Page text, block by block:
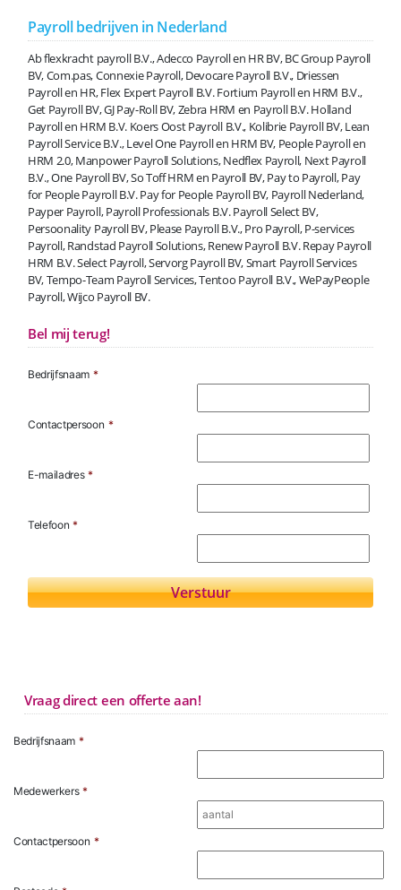
Payroll bedrijven in Nederland
Ab flexkracht payroll B.V., Adecco Payroll en HR BV, BC Group Payroll
BV, Com.pas, Connexie Payroll, Devocare Payroll B.V., Driessen
Payroll en HR, Flex Expert Payroll B.V. Fortium Payroll en HRM B.V.,
Get Payroll BV, GJ Pay-Roll BV, Zebra HRM en Payroll B.V. Holland
Payroll en HRM B.V. Koers Oost Payroll B.V., Kolibrie Payroll BV, Lean
Payroll Service B.V., Level One Payroll en HRM BV, People Payroll en
HRM 2.0, Manpower Payroll Solutions, Nedflex Payroll, Next Payroll
B.V., One Payroll BV, So Toff HRM en Payroll BV, Pay to Payroll, Pay
for People Payroll B.V. Pay for People Payroll BV, Payroll Nederland,
Payper Payroll, Payroll Professionals B.V. Payroll Select BV,
Persoonality Payroll BV, Please Payroll B.V., Pro Payroll, P-services
Payroll, Randstad Payroll Solutions, Renew Payroll B.V. Repay Payroll
HRM B.V. Select Payroll, Servorg Payroll BV, Smart Payroll Services
BV, Tempo-Team Payroll Services, Tentoo Payroll B.V., WePayPeople
Payroll, Wijco Payroll BV.
Bel mij terug!
Bedrijfsnaam *
Contactpersoon *
E-mailadres *
Telefoon *
Vraag direct een offerte aan!
Bedrijfsnaam *
Medewerkers *
Contactpersoon *